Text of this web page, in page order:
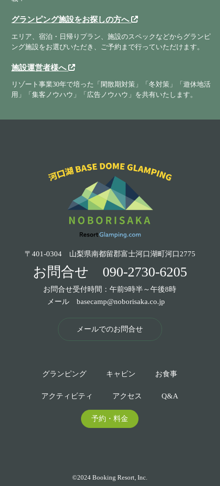
グランピング施設をお探しの方へ
エリア、宿泊・日帰りプラン、施設のスペックなどからグランピ
ング施設をお選びいただき、ご予約まで行っていただけます。
施設運営者様へ
リゾート事業30年で培った「閑散期対策」「冬対策」「遊休地活
用」「集客ノウハウ」「広告ノウハウ」を共有いたします。
〒401-0304 山梨県南都留郡富士河口湖町河口2775
お問合せ 090-2730-6205
お問合せ受付時間：午前9時半～午後8時
メールbasecamp@noborisaka.co.jp
メールでのお問合せ
グランピング キャビン お食事
アクティビティ アクセス Q&A
予約・料金
©2024 Booking Resort, Inc.